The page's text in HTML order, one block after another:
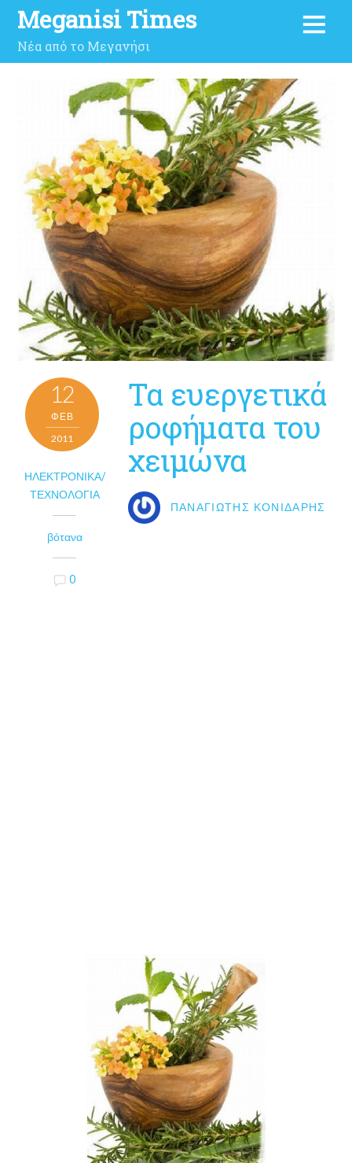
Meganisi Times
Νέα από το Μεγανήσι
12
ΦΕΒ
2011
ΗΛΕΚΤΡΟΝΙΚΆ/
ΤΕΧΝΟΛΟΓΊΑ
βότανα
0
Τα ευεργετικά
ροφήματα του
χειμώνα
ΠΑΝΑΓΙΏΤΗΣ ΚΟΝΙΔΆΡΗΣ